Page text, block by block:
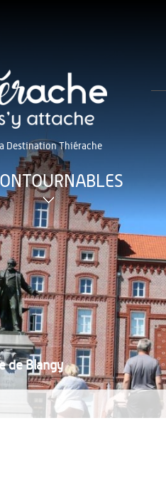
Destination Thiérache
de Blangy